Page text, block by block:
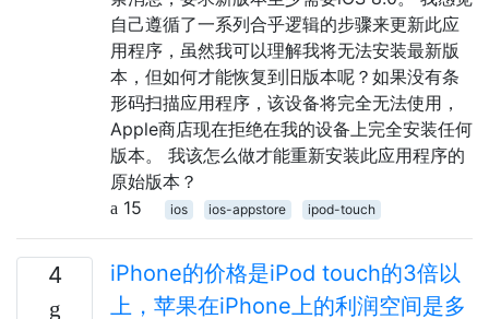
自己遵循了一系列合乎逻辑的步骤来更新此应
用程序，虽然我可以理解我将无法安装最新版
本，但如何才能恢复到旧版本呢？如果没有条
形码扫描应用程序，该设备将完全无法使用，
Apple商店现在拒绝在我的设备上完全安装任何
版本。 我该怎么做才能重新安装此应用程序的
原始版本？
15
ios ios-appstore ipod-touch
4
iPhone的价格是iPod touch的3倍以
上，苹果在iPhone上的利润空间是多